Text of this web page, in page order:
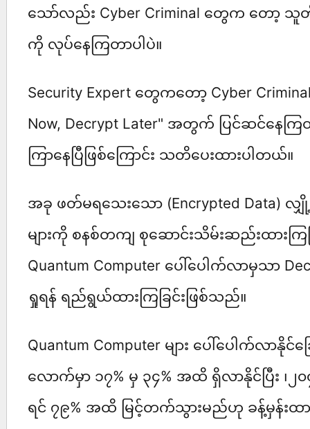
သော်လည်း Cyber Criminal တွေက တော့
ကို လုပ်နေကြတာပါပဲ။
Security Expert တွေကတော့ Cyber
Now, Decrypt Later" အတွက် ပြင်ဆင်နေက
ကြာနေပြီဖြစ်ကြောင်း သတိပေးထားပါတယ်။
အခု ဖတ်မရသေးသော (Encrypted
များကို စနစ်တကျ စုဆောင်းသိမ်းဆည်းထားကြ
Quantum Computer ပေါ်ပေါက်လာမှသာ
ရှုရန် ရည်ရွယ်ထားကြခြင်းဖြစ်သည်။
Quantum Computer များ ပေါ်ပေါက်လာနိုင်
လောက်မှာ ၁၇% မှ ၃၄% အထိ ရှိလာနိုင်ပြီး ၊
ရင် ၇၉% အထိ မြင့်တက်သွားမည်ဟု ခန့်မှန်းထာ